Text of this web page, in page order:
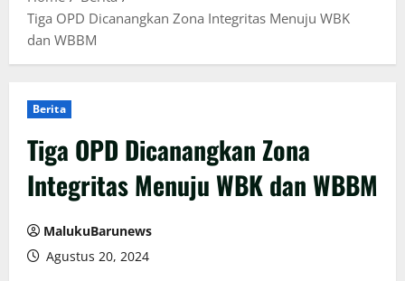
Tiga OPD Dicanangkan Zona Integritas Menuju WBK
dan WBBM
Berita
Tiga OPD Dicanangkan Zona
Integritas Menuju WBK dan WBBM
MalukuBarunews
Agustus 20, 2024